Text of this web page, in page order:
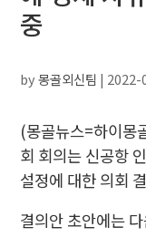
중
by몽골외신팀 | 2022-
(몽골뉴스=하이몽
회 회의는 신공항
설정에 대한 의회
결의안 초안에는